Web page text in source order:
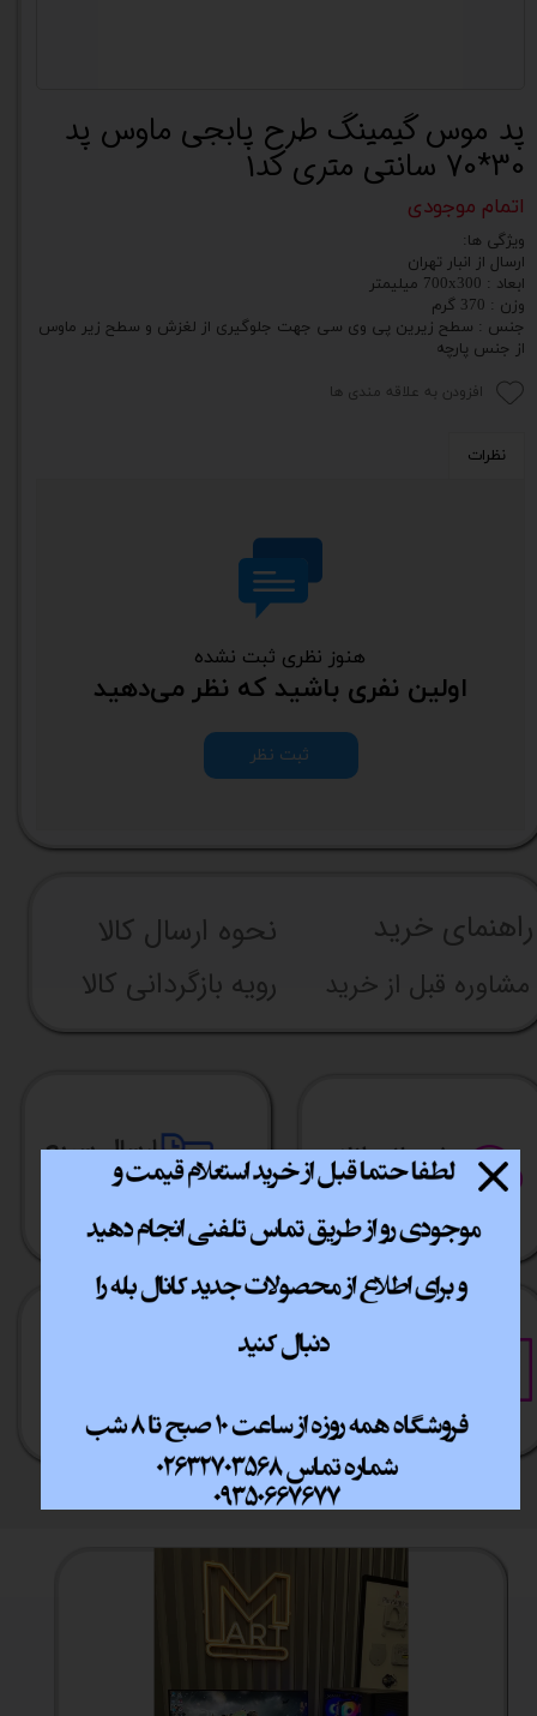
پد موس گیمینگ طرح پابجی ماوس پد
30*70 سانتی متری کد1
اتمام موجودی
ویژگی ها:
ارسال از انبار تهران
ابعاد : 700x300 میلیمتر
وزن : 370 گرم
جنس : سطح زیرین پی وی سی جهت جلوگیری از لغزش و سطح زیر ماوس
از جنس پارچه
افزودن به علاقه مندی ها
نظرات
هنوز نظری ثبت نشده
اولین نفری باشید که نظر می‌دهید
ثبت نظر
راهنما​​​​​​​​​​​​​​ی خرید نحوه ارسال کالا
مشاوره قبل از خرید رویه بازگردانی کالا
پشتیبانی انلاین ارسال سریع
​​سراسر ایران